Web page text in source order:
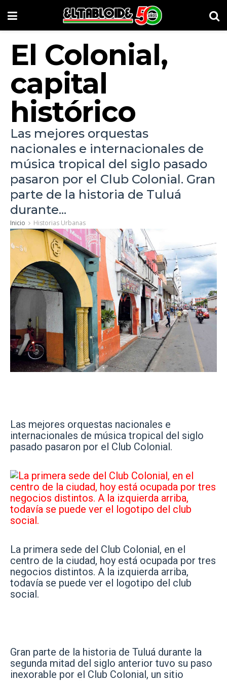
El Colonial,
capital
histórico
Las mejores orquestas
nacionales e internacionales de
música tropical del siglo pasado
pasaron por el Club Colonial. Gran
parte de la historia de Tuluá
durante...
Inicio Historias Urbanas
Las mejores orquestas nacionales e
internacionales de música tropical del siglo
pasado pasaron por el Club Colonial.
La primera sede del Club Colonial, en el
centro de la ciudad, hoy está ocupada por tres
negocios distintos. A la izquierda arriba,
todavía se puede ver el logotipo del club
social.
Gran parte de la historia de Tuluá durante la
segunda mitad del siglo anterior tuvo su paso
inexorable por el Club Colonial, un sitio